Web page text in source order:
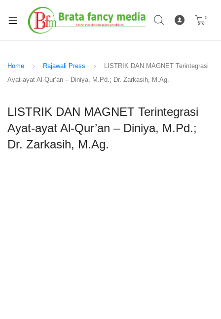
0
Home Rajawali Press
LISTRIK DAN MAGNET Terintegrasi
Ayat-ayat Al-Qur’an – Diniya, M.Pd.; Dr. Zarkasih, M.Ag.
LISTRIK DAN MAGNET Terintegrasi
Ayat-ayat Al-Qur’an – Diniya, M.Pd.;
Dr. Zarkasih, M.Ag.